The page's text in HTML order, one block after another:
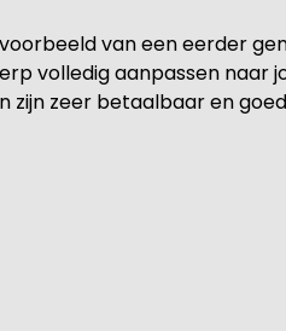
van een eerder
volledig aanpassen naar
zeer betaalbaar en